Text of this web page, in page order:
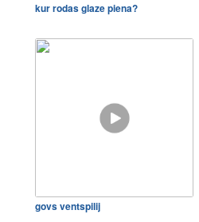
kur rodas glaze piena?
govs ventspilij